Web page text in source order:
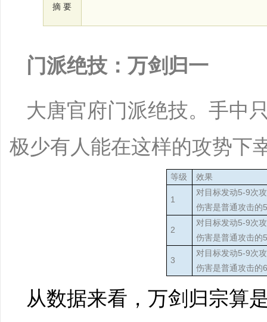
摘 要
门派绝技：万剑归一
大唐官府门派绝技。手中
极少有人能在这样的攻势下
等级 效果
1
对目标发动5-9次
伤害是普通攻击的
2
对目标发动5-9次
伤害是普通攻击的
3
对目标发动5-9次
伤害是普通攻击的
从数据来看，万剑归宗算